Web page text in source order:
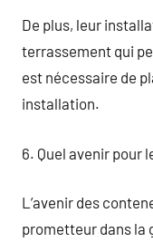
De plus, leur
terrassement qui
est nécessaire de
installation.
6. Quel avenir pour
L’avenir des
prometteur dans la